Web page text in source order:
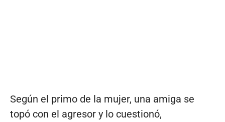
Según el primo de la mujer, una amiga se
topó con el agresor y lo cuestionó,